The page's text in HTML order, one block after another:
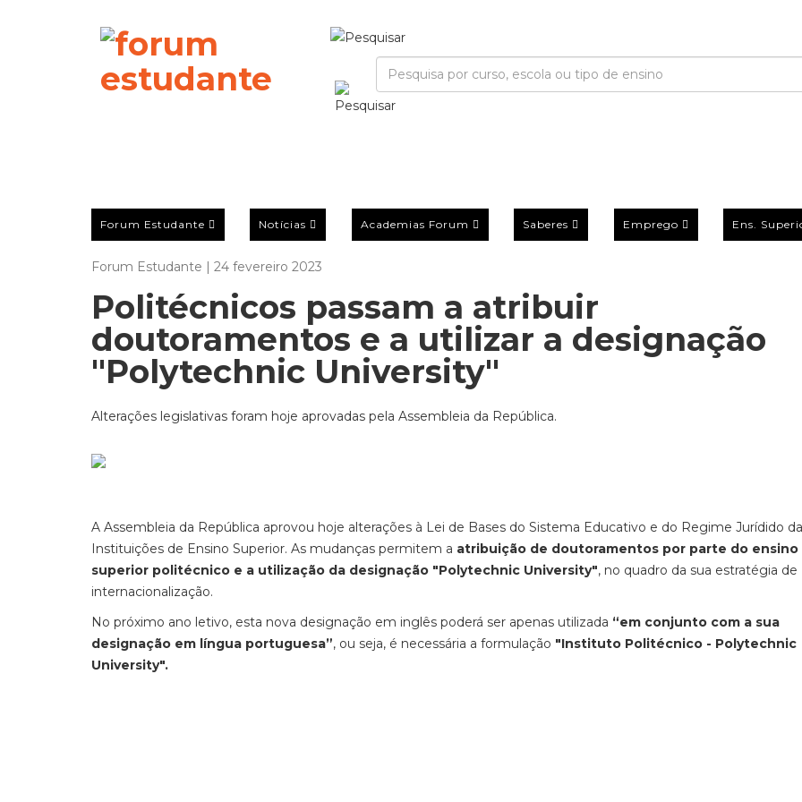
Forum Estudante Notícias Academias Forum Saberes Emprego Ens.
Forum Estudante | 24 fevereiro 2023
Politécnicos passam a atribuir
doutoramentos e a utilizar a designação
"Polytechnic University"
Alterações legislativas foram hoje aprovadas pela Assembleia da República.
A Assembleia da República aprovou hoje alterações à Lei de Bases do Sistema Educativo e do Regime Jurídido
Instituições de Ensino Superior. As mudanças permitem a atribuição de doutoramentos por parte do ensino
superior politécnico e a utilização da designação "Polytechnic University", no quadro da sua estratégia de
internacionalização.
No próximo ano letivo, esta nova designação em inglês poderá ser apenas utilizada “em conjunto com a sua
designação em língua portuguesa”, ou seja, é necessária a formulação "Instituto Politécnico - Polytechnic
University".